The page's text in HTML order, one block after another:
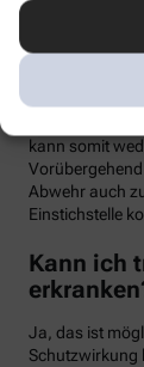
Frösteln oder
meist binnen
haben die
kann somit
Abwehr auch
Einstichstelle
Kann ich
Ja, das ist
Schutzwirkung